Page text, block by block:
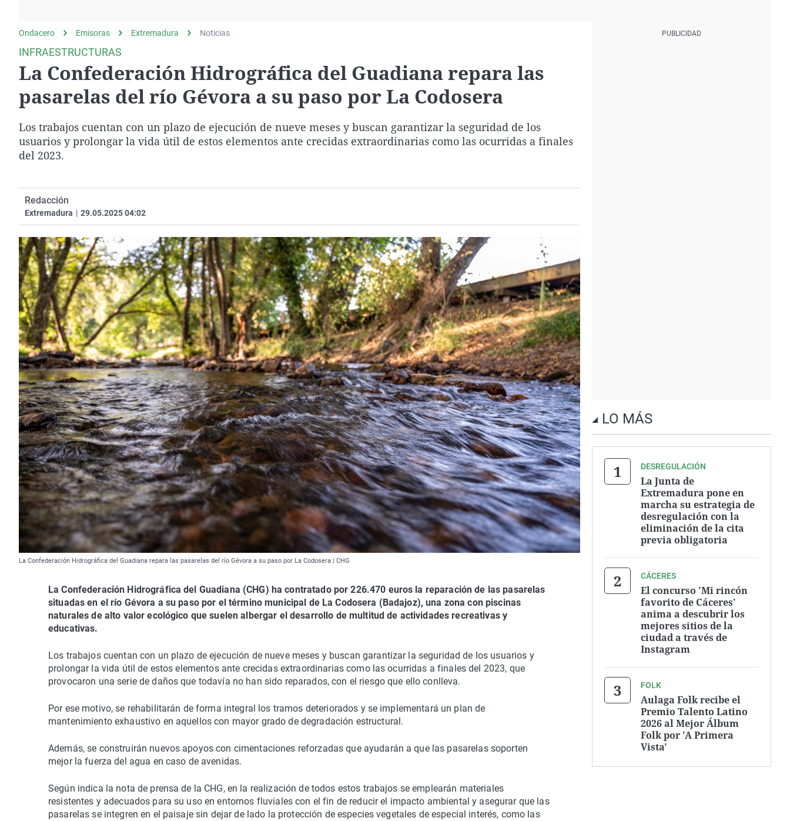
gato
Operación Viuda
Negra
Navarra
Ondacero Emisoras Extremadura Noticias
INFRAESTRUCTURAS
La Confederación Hidrográfica del Guadiana repara las
pasarelas del río Gévora a su paso por La Codosera
Los trabajos cuentan con un plazo de ejecución de nueve meses y buscan garantizar la seguridad de los
usuarios y prolongar la vida útil de estos elementos ante crecidas extraordinarias como las ocurridas a finales
del 2023.
Redacción
Extremadura | 29.05.2025 04:02
La Confederación Hidrográfica del Guadiana repara las pasarelas del río Gévora a su paso por La Codosera | CHG
La Confederación Hidrográfica del Guadiana (CHG) ha contratado por 226.470 euros la reparación de las pasarelas
situadas en el río Gévora a su paso por el término municipal de La Codosera (Badajoz), una zona con piscinas
naturales de alto valor ecológico que suelen albergar el desarrollo de multitud de actividades recreativas y
educativas.
Los trabajos cuentan con un plazo de ejecución de nueve meses y buscan garantizar la seguridad de los usuarios y
prolongar la vida útil de estos elementos ante crecidas extraordinarias como las ocurridas a finales del 2023, que
provocaron una serie de daños que todavía no han sido reparados, con el riesgo que ello conlleva.
Por ese motivo, se rehabilitarán de forma integral los tramos deteriorados y se implementará un plan de
mantenimiento exhaustivo en aquellos con mayor grado de degradación estructural.
Además, se construirán nuevos apoyos con cimentaciones reforzadas que ayudarán a que las pasarelas soporten
mejor la fuerza del agua en caso de avenidas.
Según indica la nota de prensa de la CHG, en la realización de todos estos trabajos se emplearán materiales
resistentes y adecuados para su uso en entornos fluviales con el fin de reducir el impacto ambiental y asegurar que las
pasarelas se integren en el paisaje sin dejar de lado la protección de especies vegetales de especial interés, como las
LO MÁS
DESREGULACIÓN
La Junta de
Extremadura pone en
marcha su estrategia de
desregulación con la
eliminación de la cita
previa obligatoria
CÁCERES
El concurso 'Mi rincón
favorito de Cáceres'
anima a descubrir los
mejores sitios de la
ciudad a través de
Instagram
FOLK
Aulaga Folk recibe el
Premio Talento Latino
2026 al Mejor Álbum
Folk por 'A Primera
Vista'